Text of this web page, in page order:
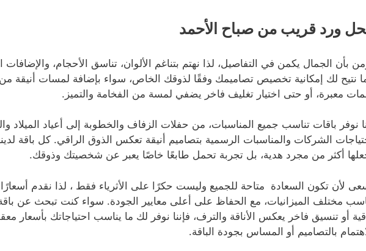
ورد قريب من صباح الأحمد
بأن الجمال يكمن في التفاصيل، لذا نهتم بتناغم الألوان، تناسق الأحجام، والإضافات
نتيح لك إمكانية تخصيص تصاميمك وفقًا لذوقك الخاص، سواء بإضافة لمسات أنيقة
معبرة، أو حتى اختيار تغليف فاخر يضفي لمسة من الفخامة والتميز.
نوفر باقات تناسب جميع المناسبات، من حفلات الزفاف والخطوبة إلى أعياد الميلاد
الشركات والمناسبات الرسمية بتصاميم أنيقة تعكس الذوق الراقي. كل باقة
أكثر من مجرد هدية، بل تجربة تحمل طابعًا خاصًا يعبر عن شخصيتك وذوقك.
لأن تكون السعادة متاحة للجميع وليست حكرًا على الأثرياء فقط ، لذا نقدم
مختلف الميزانيات، مع الحفاظ على أعلى معايير الجودة. سواء كنت تبحث عن
أو تنسيق فاخر يعكس الأناقة والترف، فإننا نوفر لك ما يناسب احتياجاتك بأسعار
بالتصاميم أو المساس بجودة الباقة.